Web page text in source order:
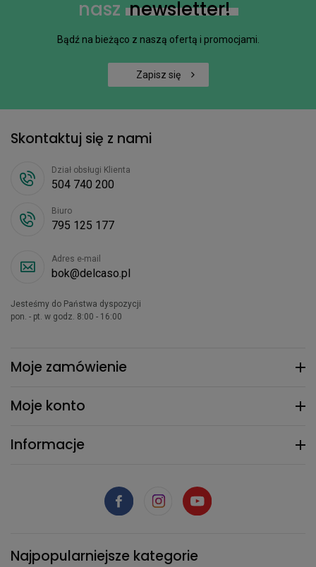
nasz newsletter!
Bądź na bieżąco z naszą ofertą i promocjami.
Zapisz się
Moje zamówienie
Moje konto
Informacje
Skontaktuj się z nami
Dział obsługi Klienta
504 740 200
Biuro
795 125 177
Adres e-mail
bok@delcaso.pl
Jesteśmy do Państwa dyspozycji
pon. - pt. w godz. 8:00 - 16:00
Najpopularniejsze kategorie